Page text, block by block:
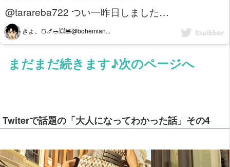
@tarareba722 つい一昨日しました…
きよ。🍞🍤🥗💥🍔@bohemian...
まだまだ続きます♪次のページへ
Twiterで話題の「大人になってわかった話」その4